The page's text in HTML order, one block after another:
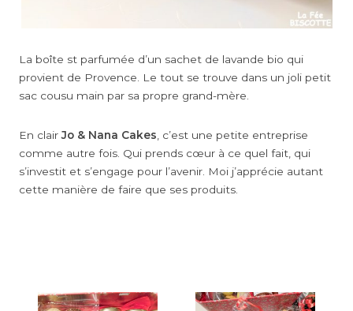
La boîte st parfumée d’un sachet de lavande bio qui
provient de Provence. Le tout se trouve dans un joli petit
sac cousu main par sa propre grand-mère.
En clairJo & Nana Cakes, c’est une petite entreprise
comme autre fois. Qui prends cœur à ce quel fait, qui
s’investit et s’engage pour l’avenir. Moi j’apprécie autant
cette manière de faire que ses produits.